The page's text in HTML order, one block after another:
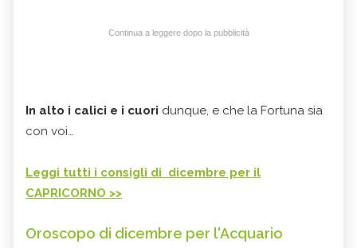
Continua a leggere dopo la pubblicità
In alto i calici e i cuori dunque, e che la Fortuna sia
con voi…
Leggi tutti i consigli di dicembre per il
CAPRICORNO >>
Oroscopo di dicembre per l'Acquario